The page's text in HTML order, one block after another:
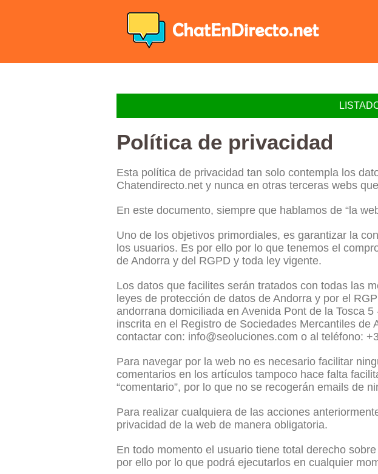
Política de privacidad
Esta política de privacidad tan solo contempla los
Chatendirecto.net y nunca en otras terceras webs
En este documento, siempre que hablamos de “la
Uno de los objetivos primordiales, es garantizar la
los usuarios. Es por ello por lo que tenemos el
de Andorra y del RGPD y toda ley vigente.
Los datos que facilites serán tratados con todas las
leyes de protección de datos de Andorra y por el
andorrana domiciliada en Avenida Pont de la Tosca
inscrita en el Registro de Sociedades Mercantiles
contactar con: info@seoluciones.com o al teléfono:
Para navegar por la web no es necesario facilitar
comentarios en los artículos tampoco hace falta
“comentario”, por lo que no se recogerán emails de
Para realizar cualquiera de las acciones
privacidad de la web de manera obligatoria.
En todo momento el usuario tiene total derecho
por ello por lo que podrá ejecutarlos en cualquier